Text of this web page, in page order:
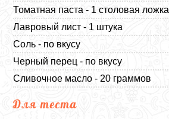
Томатная паста - 1 столовая ложка
Лавровый лист - 1 штука
Соль - по вкусу
Черный перец - по вкусу
Сливочное масло - 20 граммов
Для теста